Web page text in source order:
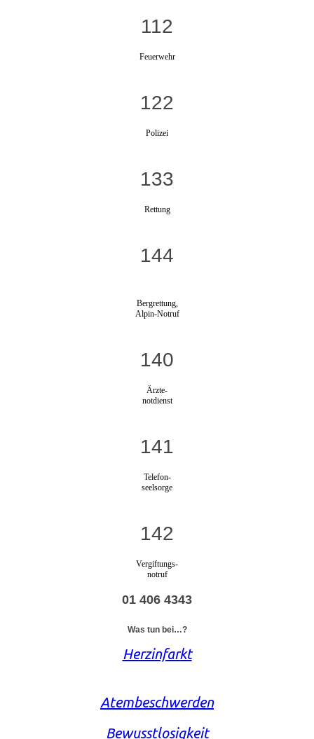
112
Feuerwehr
122
Polizei
133
Rettung
144
Bergrettung,
Alpin-Notruf
140
Ärzte-
notdienst
141
Telefon-
seelsorge
142
Vergiftungs-
notruf
01 406 4343
Was tun bei…?
Herzinfarkt
Atembeschwerden
Bewusstlosigkeit